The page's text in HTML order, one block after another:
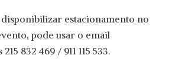
disponibilizar estacionamento no
pode usar o email
832 469 / 911 115 533.